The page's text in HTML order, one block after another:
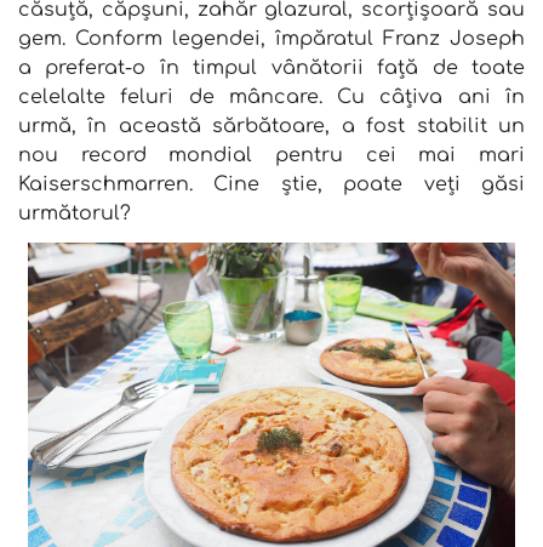
căsuță, căpșuni, zahăr glazural, scorțișoară sau
gem. Conform legendei, împăratul Franz Joseph
a preferat-o în timpul vânătorii față de toate
celelalte feluri de mâncare. Cu câțiva ani în
urmă, în această sărbătoare, a fost stabilit un
nou record mondial pentru cei mai mari
Kaiserschmarren. Cine știe, poate veți găsi
următorul?